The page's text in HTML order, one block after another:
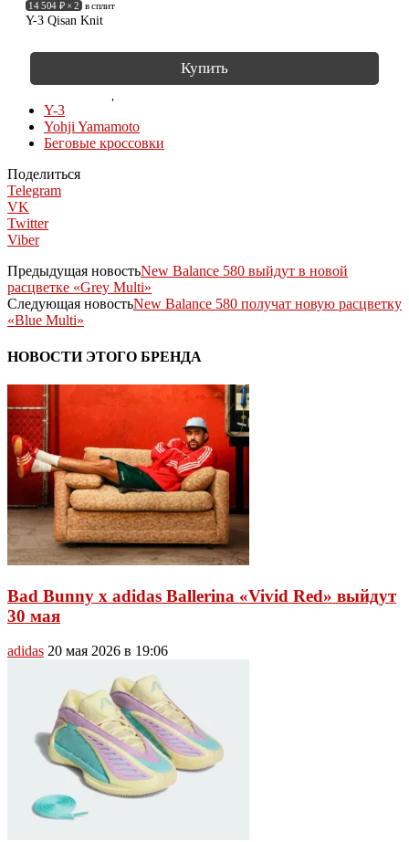
Y-3 Qisan Knit
14 504 ₽ × 2 в сплит
Купить
Y-3
Yohji Yamamoto
Беговые кроссовки
Поделиться
Telegram
VK
Twitter
Viber
Предыдущая новостьNew Balance 580 выйдут в новой
расцветке «Grey Multi»
Следующая новостьNew Balance 580 получат новую расцветку
«Blue Multi»
НОВОСТИ ЭТОГО БРЕНДА
Bad Bunny x adidas Ballerina «Vivid Red» выйдут
30 мая
adidas 20 мая 2026 в 19:06